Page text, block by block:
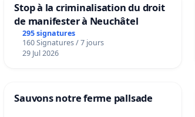
Stop à la criminalisation du droit
de manifester à Neuchâtel
295 signatures
160 Signatures / 7 jours
29 Jul 2026
Sauvons notre ferme pallsade